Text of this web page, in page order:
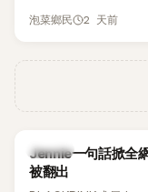
泡菜鄉民 2 天前
K-POP
Jennie一句話掀全
被翻出